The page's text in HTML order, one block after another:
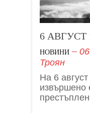
6 АВГУСТ
НОВИНИ
Троян
На 6
извършено